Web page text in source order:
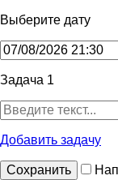
Выберите дату
Задача 1
Добавить задачу
Сохранить